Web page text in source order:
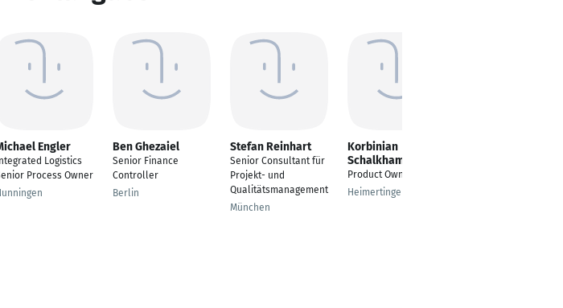
Engler
Integrated Logistics
Process Owner
Ben Ghezaiel
Senior Finance
Controller
Berlin
Stefan Reinhart
Senior Consultant für
Projekt- und
Qualitätsmanagement
München
Korbinian
Schalkhammer
Product Owner
Heimertingen